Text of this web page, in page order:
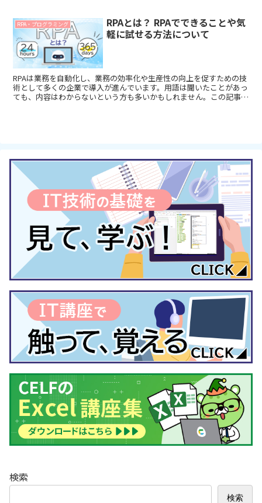
RPA・プログラミング
RPAとは？ RPAでできることや気
軽に試せる方法について
RPAは業務を自動化し、業務の効率化や生産性の向上を促すための技
術として多くの企業で導入が進んでいます。用語は聞いたことがあっ
ても、内容はわからないという方も多いかもしれません。この記事で
検索
検索